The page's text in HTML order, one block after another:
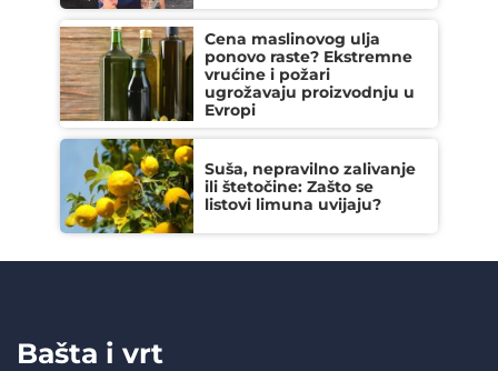
Cena maslinovog ulja
ponovo raste? Ekstremne
vrućine i požari
ugrožavaju proizvodnju u
Evropi
Suša, nepravilno zalivanje
ili štetočine: Zašto se
listovi limuna uvijaju?
Bašta i vrt